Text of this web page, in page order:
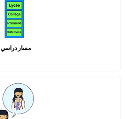
مسار دراسي